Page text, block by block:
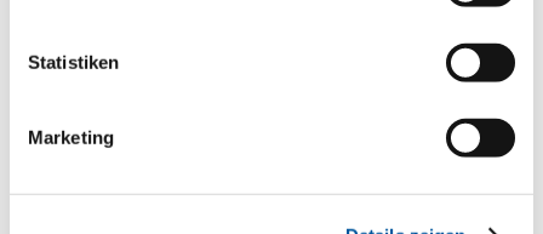
Statistiken
Marketing
Ihre Mitteilung